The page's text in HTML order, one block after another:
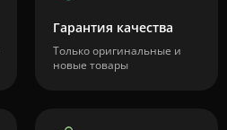
Гарантия качества
Только оригинальные и
новые товары